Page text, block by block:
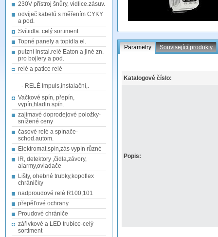
230V přístroj šnůry, vidlice.zásuv.
odvíječ kabelů s měřením CYKY
a pod.
Svítiidla: celý sortiment
Topné panely a topidla el.
pulzní instal.relé Eaton a jiné zn.
pro bojlery a pod.
relé a patice relé
- RELÉ Impuls,instalační,.
Vačkové spín, přepín,
vypín,hladin.spín.
zajímavé doprodejové položky-
snížené ceny
časové relé a spínače-
schod.autom.
Elektromat,spín,zás vypín různé
IR, detektory ,čidla,závory,
alarmy,ovladače
Lišty, ohebné trubky,kopoflex
chráničky
nadproudové relé R100,101
přepěťové ochrany
Proudové chrániče
zářivkové a LED trubice-celý
sortiment
Parametry Související produkty
Katalogové číslo:
Popis: